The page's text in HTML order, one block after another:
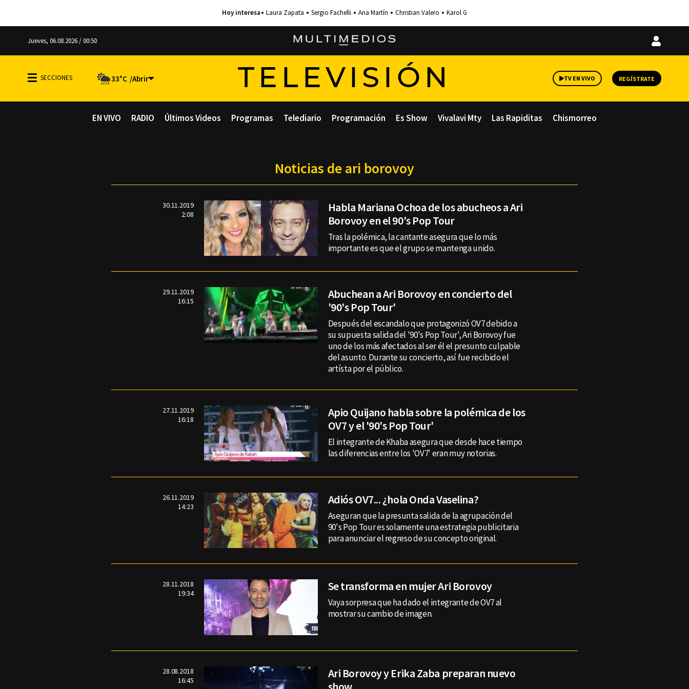
Laura Zapata Sergio Fachelli Ana Martín Christian Valero Karol G
Jueves, 06.08.2026 / 00:50
Iniciar
33°C TELEVISIÓN TV EN VIVO REGÍSTRATE
EN VIVO RADIO Últimos Videos Programas Telediario Programación Es Show Vivalavi Mty Las Rapiditas Chismorreo
Noticias de ari borovoy
30.11.2019
2:08
Habla Mariana Ochoa de los abucheos a Ari
Borovoy en el 90's Pop Tour
Tras la polémica, la cantante asegura que lo más
importante es que el grupo se mantenga unido.
29.11.2019
16:15
Abuchean a Ari Borovoy en concierto del
'90's Pop Tour'
Después del escandalo que protagonizó OV7 debido a
su supuesta salida del '90's Pop Tour', Ari Borovoy fue
uno de los más afectados al ser él el presunto culpable
del asunto. Durante su concierto, así fue recibido el
artísta por el público.
27.11.2019
16:18
Apio Quijano habla sobre la polémica de los
OV7 y el '90's Pop Tour'
El integrante de Khaba asegura que desde hace tiempo
las diferencias entre los 'OV7' eran muy notorias.
26.11.2019
14:23
Adiós OV7... ¿hola Onda Vaselina?
Aseguran que la presunta salida de la agrupación del
90's Pop Tour es solamente una estrategia publicitaria
para anunciar el regreso de su concepto original.
28.11.2018
19:34
Se transforma en mujer Ari Borovoy
Vaya sorpresa que ha dado el integrante de OV7 al
mostrar su cambio de imagen.
28.08.2018
16:45
Ari Borovoy y Erika Zaba preparan nuevo